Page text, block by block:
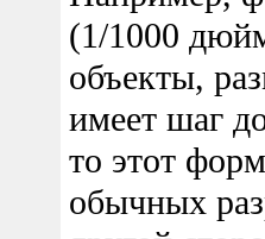
(1/1000
объекты,
имеет шаг
то этот
обычных